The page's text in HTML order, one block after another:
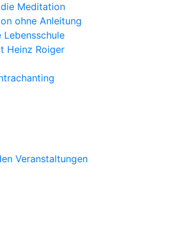
Meditation
ohne Anleitung
Lebensschule
Heinz Roiger
Veranstaltungen